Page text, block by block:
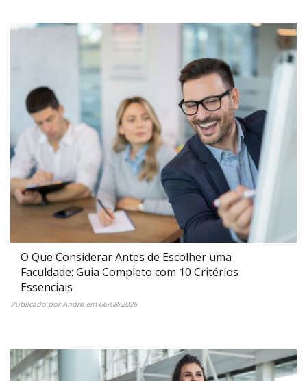
O Que Considerar Antes de Escolher uma
Faculdade: Guia Completo com 10 Critérios
Essenciais
Publicado porAndreem 06/08/2026